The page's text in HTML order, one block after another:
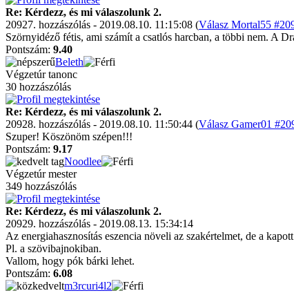
Re: Kérdezz, és mi válaszolunk 2.
20927. hozzászólás - 2019.08.10. 11:15:08 (Válasz Mortal55
Szörnyidéző fétis, ami számít a csatlós harcban, a többi nem. A
Pontszám: 9.40
Beleth
Végzetúr tanonc
30 hozzászólás
Re: Kérdezz, és mi válaszolunk 2.
20928. hozzászólás - 2019.08.10. 11:50:44 (Válasz Gamer01
Szuper! Köszönöm szépen!!!
Pontszám: 9.17
Noodlee
Végzetúr mester
349 hozzászólás
Re: Kérdezz, és mi válaszolunk 2.
20929. hozzászólás - 2019.08.13. 15:34:14
Az energiahasznosítás eszencia növeli az szakértelmet, de a
Pl. a szövibajnokiban.
Vallom, hogy pók bárki lehet.
Pontszám: 6.08
m3rcuri4l2